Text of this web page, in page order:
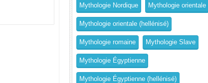
Mythologie Nordique Mythologie orientale
Mythologie orientale (hellénisé)
Mythologie romaine Mythologie Slave
Mythologie Égyptienne
Mythologie Égyptienne (hellénisé)